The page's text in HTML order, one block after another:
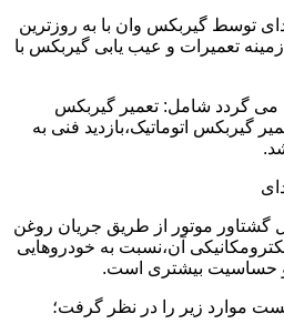
توسط گیربکس وان با به روزترین
تعمیرات و عیب یابی گیربکس با
می گردد شامل: تعمیر گیربکس
گیربکس اتوماتیک،بازدید فنی به
گشتاور موتور از طریق جریان روغن
آن،نسبت به خودروهایی
و حساسیت بیشتری است.
موارد زیر را در نظر گرفت؛